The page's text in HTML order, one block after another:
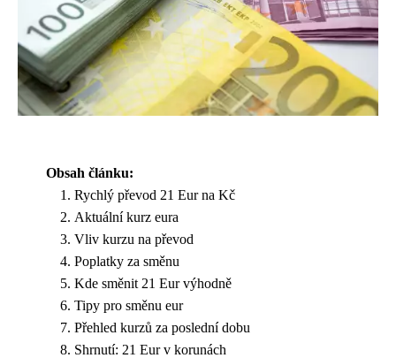
Obsah článku:
Rychlý převod 21 Eur na Kč
Aktuální kurz eura
Vliv kurzu na převod
Poplatky za směnu
Kde směnit 21 Eur výhodně
Tipy pro směnu eur
Přehled kurzů za poslední dobu
Shrnutí: 21 Eur v korunách